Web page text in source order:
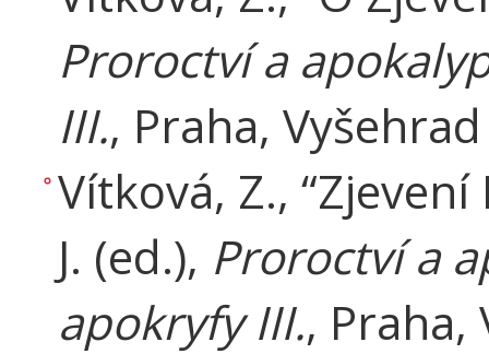
Proroctví a
III., Praha,
Vítková, Z., “Zjevení
J. (ed.), Proroctví a
apokryfy III., Praha,